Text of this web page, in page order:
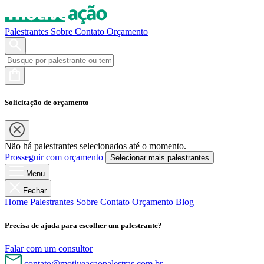
Palestrantes Sobre Contato Orçamento
Solicitação de orçamento
Não há palestrantes selecionados até o momento.
Prosseguir com orçamento
Selecionar mais palestrantes
Menu
Fechar
Home Palestrantes Sobre Contato Orçamento Blog
Precisa de ajuda para escolher um palestrante?
Falar com um consultor